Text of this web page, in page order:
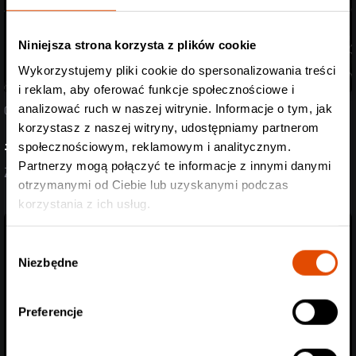
Niniejsza strona korzysta z plików cookie
Wykorzystujemy pliki cookie do spersonalizowania treści
i reklam, aby oferować funkcje społecznościowe i
analizować ruch w naszej witrynie. Informacje o tym, jak
korzystasz z naszej witryny, udostępniamy partnerom
społecznościowym, reklamowym i analitycznym.
Partnerzy mogą połączyć te informacje z innymi danymi
otrzymanymi od Ciebie lub uzyskanymi podczas
korzystania z ich usług.
zgody
Niezbędne
Preferencje
07.08.2026
#StreszczenieTygodnia
Zobacz aktualizację z ostatnich dni (27.07-07.08.2026)